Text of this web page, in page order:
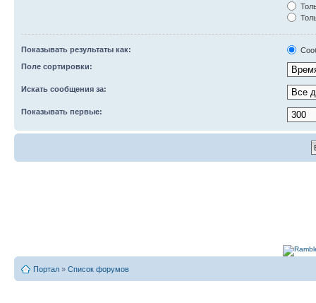
Показывать результаты как:
Поле сортировки:
Искать сообщения за:
Показывать первые:
Портал » Список форумов